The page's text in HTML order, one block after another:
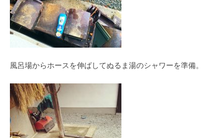
風呂場からホースを伸ばしてぬるま湯のシャワーを準備。